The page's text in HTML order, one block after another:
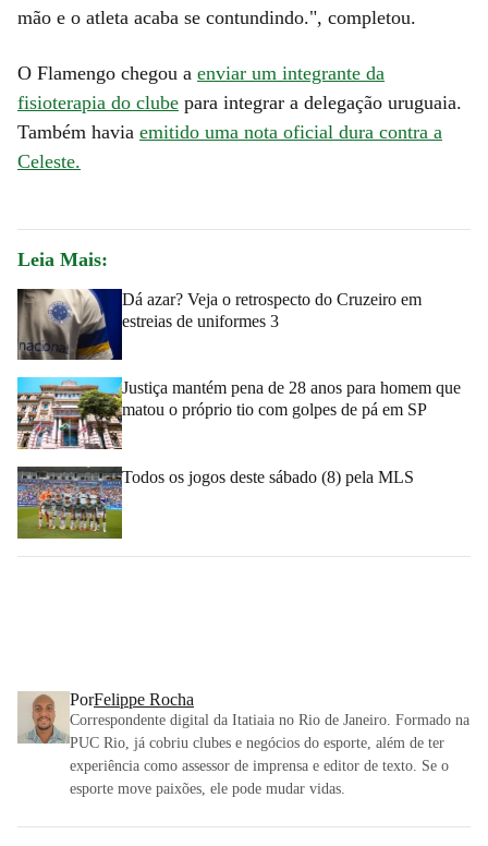
mão e o atleta acaba se contundindo.", completou.
O Flamengo chegou a enviar um integrante da
fisioterapia do clube para integrar a delegação uruguaia.
Também havia emitido uma nota oficial dura contra a
Celeste.
Leia Mais:
Dá azar? Veja o retrospecto do Cruzeiro em
estreias de uniformes 3
Justiça mantém pena de 28 anos para homem que
matou o próprio tio com golpes de pá em SP
Todos os jogos deste sábado (8) pela MLS
PorFelippe Rocha
Correspondente digital da Itatiaia no Rio de Janeiro. Formado na
PUC Rio, já cobriu clubes e negócios do esporte, além de ter
experiência como assessor de imprensa e editor de texto. Se o
esporte move paixões, ele pode mudar vidas.